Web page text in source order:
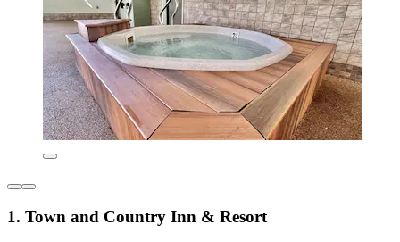
1. Town and Country Inn & Resort